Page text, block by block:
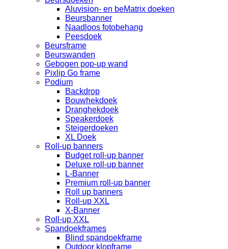
Aluvision- en beMatrix doeken
Beursbanner
Naadloos fotobehang
Peesdoek
Beursframe
Beurswanden
Gebogen pop-up wand
Pixlip Go frame
Podium
Backdrop
Bouwhekdoek
Dranghekdoek
Speakerdoek
Steigerdoeken
XL Doek
Roll-up banners
Budget roll-up banner
Deluxe roll-up banner
L-Banner
Premium roll-up banner
Roll up banners
Roll-up XXL
X-Banner
Roll-up XXL
Spandoekframes
Blind spandoekframe
Outdoor klopframe